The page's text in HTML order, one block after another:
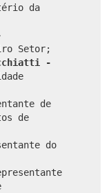
da
Setor;
-
de
de
do